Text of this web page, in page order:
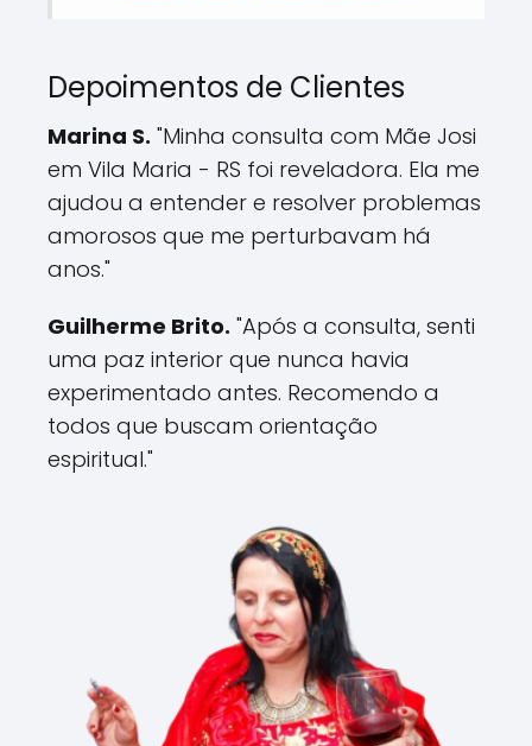
Depoimentos de Clientes
Marina S. "Minha consulta com Mãe Josi
em Vila Maria - RS foi reveladora. Ela me
ajudou a entender e resolver problemas
amorosos que me perturbavam há
anos."
Guilherme Brito. "Após a consulta, senti
uma paz interior que nunca havia
experimentado antes. Recomendo a
todos que buscam orientação
espiritual."